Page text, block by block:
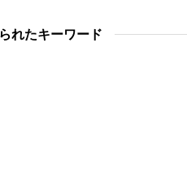
れたキーワード